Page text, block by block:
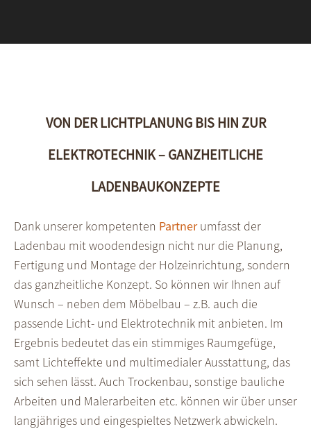
VON DER LICHTPLANUNG BIS HIN ZUR
ELEKTROTECHNIK – GANZHEITLICHE
LADENBAUKONZEPTE
Dank unserer kompetenten Partnerumfasst der
Laden­bau mit woodendesign nicht nur die Planung,
Ferti­gung und Montage der Holz­ein­richtung, sondern
das ganz­heit­liche Konzept. So können wir Ihnen auf
Wunsch – neben dem Möbel­bau – z.B. auch die
passende Licht- und Elektro­technik mit anbieten. Im
Ergebnis bedeutet das ein stimmiges Raum­gefüge,
samt Licht­effekte und multi­medialer Aus­stattung, das
sich sehen lässt. Auch Trocken­bau, sonstige bauliche
Arbeiten und Maler­arbeiten etc. können wir über unser
lang­jähriges und einge­spieltes Netz­werk abwickeln.